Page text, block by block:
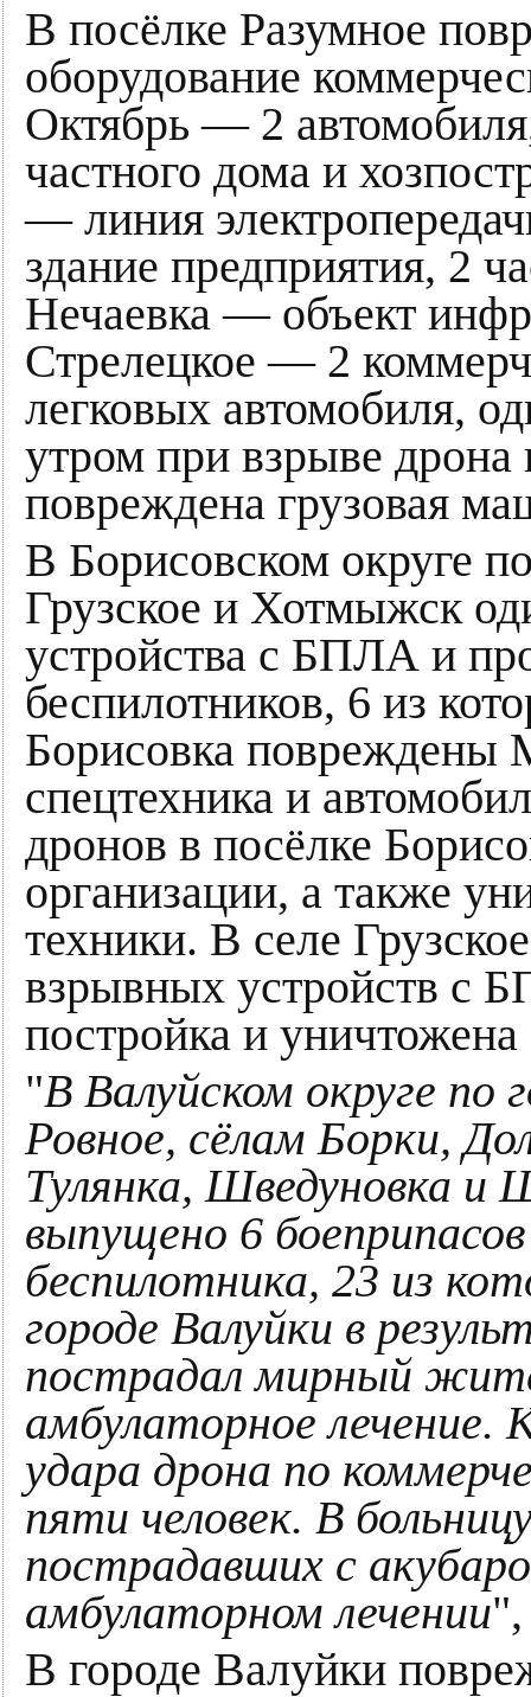
В посёлке Разумное
оборудование
Октябрь — 2
частного дома и
— линия
здание предприятия, 2
Нечаевка — объект
Стрелецкое — 2
легковых автомобиля,
утром при взрыве
повреждена грузовая
В Борисовском округе
Грузское и Хотмыжск
устройства с БПЛА и
беспилотников, 6 из
Борисовка повреждены
спецтехника и
дронов в посёлке
организации, а также
техники. В селе
взрывных устройств с
постройка и
"В Валуйском округе по
Ровное, сёлам Борки,
Тулянка, Шведуновка и
выпущено 6
беспилотника, 23 из
городе Валуйки в
пострадал мирный
амбулаторное лечение.
удара дрона по
пяти человек. В
пострадавших с
амбулаторном лечении
В городе Валуйки